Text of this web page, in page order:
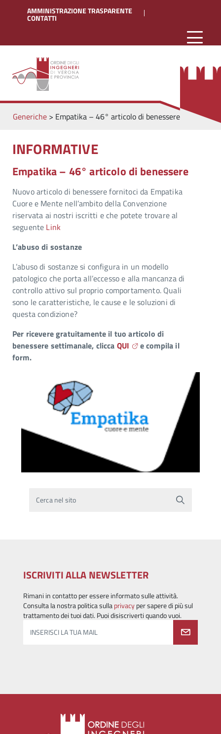
AMMINISTRAZIONE TRASPARENTE
CONTATTI
Generiche> Empatika – 46° articolo di benessere
INFORMATIVE
Empatika – 46° articolo di benessere
Nuovo articolo di benessere fornitoci da Empatika
Cuore e Mente nell’ambito della Convenzione
riservata ai nostri iscritti e che potete trovare al
seguente Link
L’abuso di sostanze
L’abuso di sostanze si configura in un modello
patologico che porta all’eccesso e alla mancanza di
controllo attivo sul proprio comportamento. Quali
sono le caratteristiche, le cause e le soluzioni di
questa condizione?
Per ricevere gratuitamente il tuo articolo di
benessere settimanale, clicca QUI
e compila il
form.
Cerca nel sito
ISCRIVITI ALLA NEWSLETTER
Rimani in contatto per essere informato sulle attività.
Consulta la nostra politica sullaprivacyper sapere di più sul
trattamento dei tuoi dati. Puoi disiscriverti quando vuoi.
INSERISCI LA TUA MAIL